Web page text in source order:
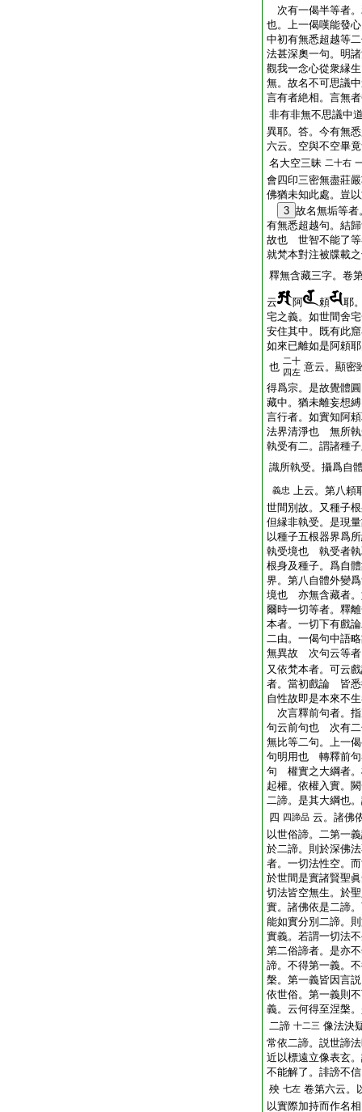
次有一偈半等者
也。上一偈嘆能發
中初有無悉超越等
法甚深奧一句。明
觀我一念心從衆縁
無。故名不可思議
言有者絶相。言無
非有非無不思議中
異耶。答。今有無
六云。空與不空畢
名大空三昧 二十右
會四印三密無盡莊
佛猶未知此處。豈
3 故名無垢等者
有無悉超越句。結
故也 世智不能了等
就梵本對注被牒載
釋無含藏三字。卷
云 阿 頼
耶
宅之義。如世間舍
安住其中。既有此
如來已離如是阿頼
也 二十
四左 意云。顯密
得爲宗。是故覺體
藏中。猶未離妄想
言行者。如實知阿
法界清淨也 無所執
執受有二。謂諸種
識所執受。攝爲自
義忠 上云。第八頼
世間別故。又種子
但縁非執受。是現
以種子五根器界爲
執受境也 執受者執
根身及種子。爲自
界。第八自體外變
境也 亦無含藏者。
爾時一切等者。釋
本者。一切下有戲
二由。一偈句中語
無異故 次句云等者
又依梵本者。可云
者。當初戲論 皆悉
自性故即是本來不
次言釋前句者。
句云前句也 次有二
無比等二句。上一
句明用也 轉釋前句
句 權實之大綱者。
起權。依權入實。
二諦。是其大綱也
四 四諦品 云。諸佛
以世俗諦。二第一
於二諦。則於深佛
者。一切法性空。
於世間是實諸賢聖
切法皆空無生。於
實。諸佛依是二諦
能如實分別二諦。
實義。若謂一切法
第二俗諦者。是亦
諦。不得第一義。
槃。第一義皆因言
依世俗。第一義則
義。云何得至涅槃
二諦 十二三 像法決
常依二諦。説世諦
近以標遠立像表玄
不能解了。誹謗不
殃 七左 卷第六云。
以實際加持而作名